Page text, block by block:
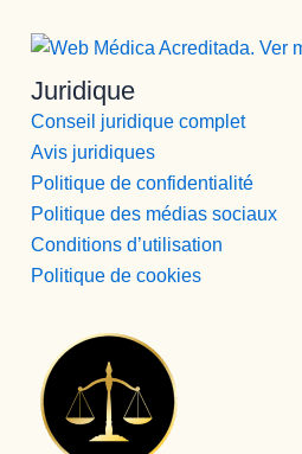
Juridique
Conseil juridique complet
Avis juridiques
Politique de confidentialité
Politique des médias sociaux
Conditions d’utilisation
Politique de cookies